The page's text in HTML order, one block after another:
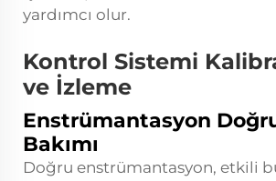
yardımcı olur.
Kontrol Sistemi
ve İzleme
Enstrümantasyon
Bakımı
Doğru enstrümantasyon, etkili